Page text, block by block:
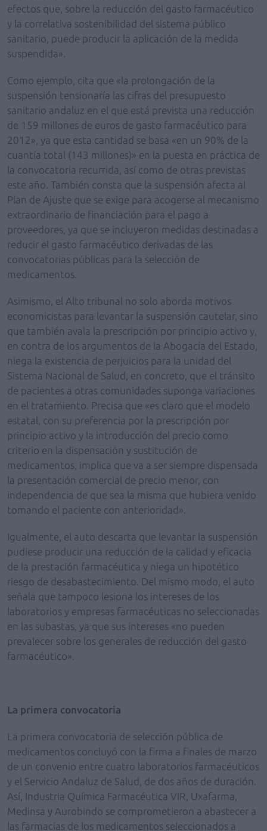
efectos que, sobre la reducción del gasto farmacéutico
y la correlativa sostenibilidad del sistema público
sanitario, puede producir la aplicación de la medida
suspendida».
Como ejemplo, cita que «la prolongación de la
suspensión tensionaría las cifras del presupuesto
sanitario andaluz en el que está prevista una reducción
de 159 millones de euros de gasto farmacéutico para
2012», ya que esta cantidad se basa «en un 90% de la
cuantía total (143 millones)» en la puesta en práctica de
la convocatoria recurrida, así como de otras previstas
este año. También consta que la suspensión afecta al
Plan de Ajuste que se exige para acogerse al mecanismo
extraordinario de financiación para el pago a
proveedores, ya que se incluyeron medidas destinadas a
reducir el gasto farmacéutico derivadas de las
convocatorias públicas para la selección de
medicamentos.
Asimismo, el Alto tribunal no solo aborda motivos
economicistas para levantar la suspensión cautelar, sino
que también avala la prescripción por principio activo y,
en contra de los argumentos de la Abogacía del Estado,
niega la existencia de perjuicios para la unidad del
Sistema Nacional de Salud, en concreto, que el tránsito
de pacientes a otras comunidades suponga variaciones
en el tratamiento. Precisa que «es claro que el modelo
estatal, con su preferencia por la prescripción por
principio activo y la introducción del precio como
criterio en la dispensación y sustitución de
medicamentos, implica que va a ser siempre dispensada
la presentación comercial de precio menor, con
independencia de que sea la misma que hubiera venido
tomando el paciente con anterioridad».
Igualmente, el auto descarta que levantar la suspensión
pudiese producir una reducción de la calidad y eficacia
de la prestación farmacéutica y niega un hipotético
riesgo de desabastecimiento. Del mismo modo, el auto
señala que tampoco lesiona los intereses de los
laboratorios y empresas farmacéuticas no seleccionadas
en las subastas, ya que sus intereses «no pueden
prevalecer sobre los generales de reducción del gasto
farmacéutico».
La primera convocatoria
La primera convocatoria de selección pública de
medicamentos concluyó con la firma a finales de marzo
de un convenio entre cuatro laboratorios farmacéuticos
y el Servicio Andaluz de Salud, de dos años de duración.
Así, Industria Química Farmacéutica VIR, Uxafarma,
Medinsa y Aurobindo se comprometieron a abastecer a
las farmacias de los medicamentos seleccionados a